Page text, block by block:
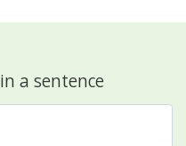
a sentence